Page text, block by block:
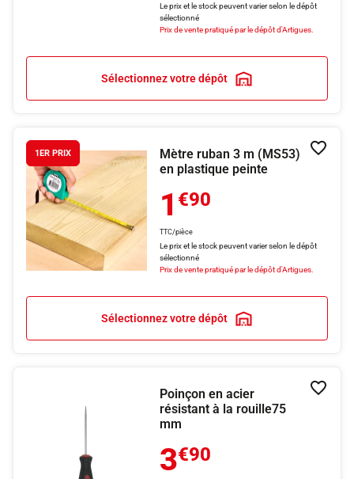
Le prix et le stock peuvent varier selon le dépôt
sélectionné
Prix de vente pratiqué par le dépôt d'Artigues.
Sélectionnez votre dépôt
1ER PRIX
Mètre ruban 3 m (MS53)
en plastique peinte
1 €90
TTC/pièce
Le prix et le stock peuvent varier selon le dépôt
sélectionné
Prix de vente pratiqué par le dépôt d'Artigues.
Sélectionnez votre dépôt
Poinçon en acier
résistant à la rouille75
mm
3€90